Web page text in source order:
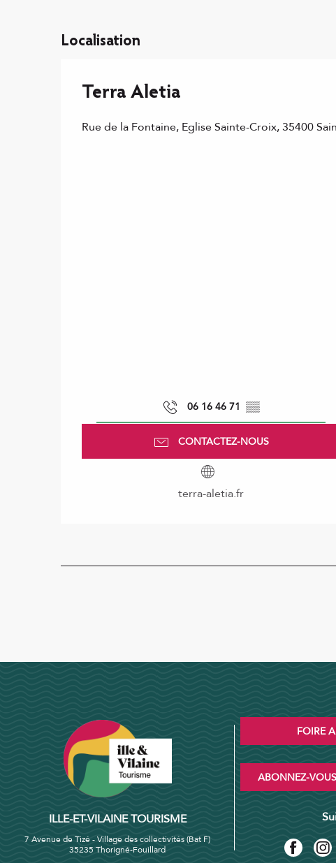
Localisation
Terra Aletia
Rue de la Fontaine, Eglise Sainte-Croix, 35400
06 16 46 71 ▒▒
CONTACTEZ-NOUS
terra-aletia.fr
ILLE-ET-VILAINE TOURISME
7 Avenue de Tizé - Village des collectivités (Bat F)
35235 Thorigné-Fouillard
FOIRE
ABONNEZ-